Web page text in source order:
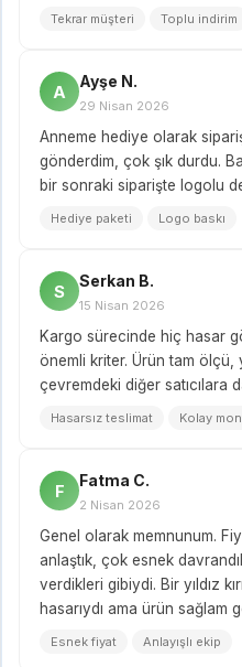
Tekrar müşteri Toplu indirim
A
Ayşe N.
29 Nisan 2026
Anneme hediye olarak
gönderdim, çok şık durdu.
bir sonraki siparişte logolu
Hediye paketi Logo baskı
S
Serkan B.
15 Nisan 2026
Kargo sürecinde hiç hasar
önemli kriter. Ürün tam ölçü,
çevremdeki diğer satıcılara
Hasarsız teslimat Kolay
F
Fatma C.
2 Nisan 2026
Genel olarak memnunum.
anlaştık, çok esnek
verdikleri gibiydi. Bir yıldız
hasarıydı ama ürün sağlam
Esnek fiyat Anlayışlı ekip